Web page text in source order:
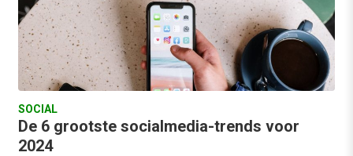
SOCIAL
De 6 grootste socialmedia-trends voor
2024